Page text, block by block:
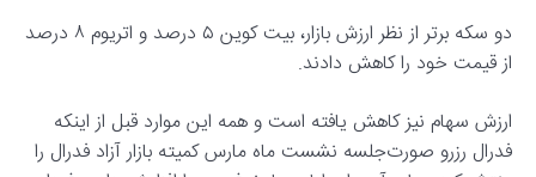
دو سکه برتر از نظر ارزش بازار، بیت کوین ۵ درصد و اتریوم ۸ درصد
از قیمت خود را کاهش دادند.
ارزش سهام نیز کاهش یافته است و همه این موارد قبل از اینکه
فدرال رزرو صورت‌جلسه نشست ماه مارس کمیته بازار آزاد فدرال را